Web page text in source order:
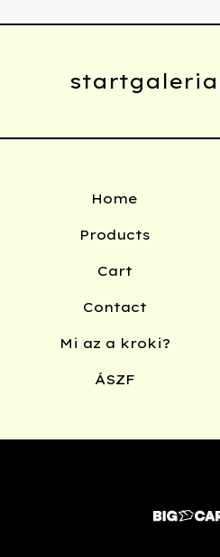
Home
Products
Cart
Contact
Mi az a kroki?
ÁSZF